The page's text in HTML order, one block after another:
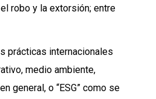
robo y la extorsión; entre
prácticas internacionales
medio ambiente,
general, o “ESG” como se